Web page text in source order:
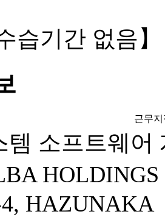
습기간 없음】
근무
템 소프트웨어
HAZUNAKA